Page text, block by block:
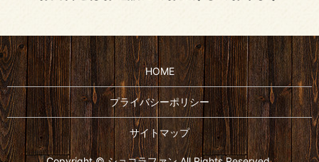
HOME
プライバシーポリシー
サイトマップ